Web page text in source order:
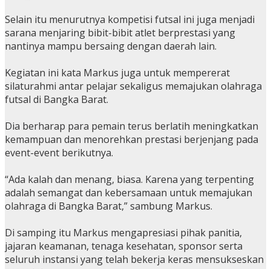
Selain itu menurutnya kompetisi futsal ini juga menjadi
sarana menjaring bibit-bibit atlet berprestasi yang
nantinya mampu bersaing dengan daerah lain.
Kegiatan ini kata Markus juga untuk mempererat
silaturahmi antar pelajar sekaligus memajukan olahraga
futsal di Bangka Barat.
Dia berharap para pemain terus berlatih meningkatkan
kemampuan dan menorehkan prestasi berjenjang pada
event-event berikutnya.
“Ada kalah dan menang, biasa. Karena yang terpenting
adalah semangat dan kebersamaan untuk memajukan
olahraga di Bangka Barat,” sambung Markus.
Di samping itu Markus mengapresiasi pihak panitia,
jajaran keamanan, tenaga kesehatan, sponsor serta
seluruh instansi yang telah bekerja keras mensukseskan